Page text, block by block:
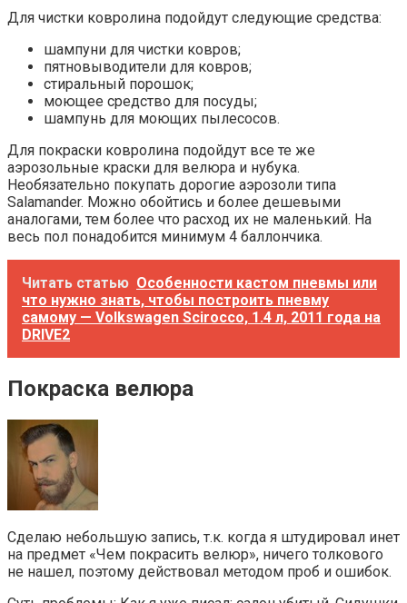
Для чистки ковролина подойдут следующие средства:
шампуни для чистки ковров;
пятновыводители для ковров;
стиральный порошок;
моющее средство для посуды;
шампунь для моющих пылесосов.
Для покраски ковролина подойдут все те же
аэрозольные краски для велюра и нубука.
Необязательно покупать дорогие аэрозоли типа
Salamander. Можно обойтись и более дешевыми
аналогами, тем более что расход их не маленький. На
весь пол понадобится минимум 4 баллончика.
Читать статью Особенности кастом пневмы или
что нужно знать, чтобы построить пневму
самому — Volkswagen Scirocco, 1.4 л, 2011 года на
DRIVE2
Покраска велюра
Сделаю небольшую запись, т.к. когда я штудировал инет
на предмет «Чем покрасить велюр», ничего толкового
не нашел, поэтому действовал методом проб и ошибок.